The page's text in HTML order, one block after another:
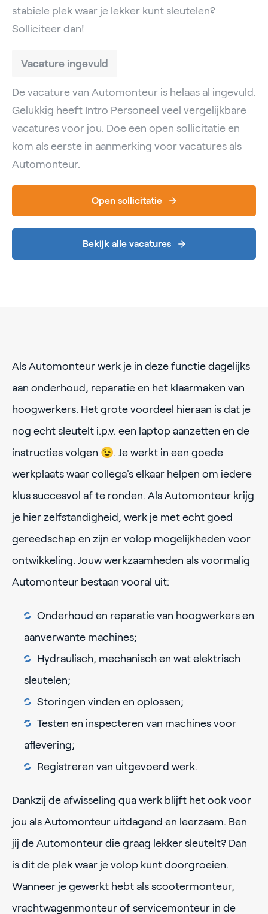
stabiele plek waar je lekker kunt sleutelen?
Solliciteer dan!
Vacature ingevuld
De vacature van Automonteur is helaas al ingevuld.
Gelukkig heeft Intro Personeel veel vergelijkbare
vacatures voor jou. Doe een open sollicitatie en
kom als eerste in aanmerking voor vacatures als
Automonteur.
Open sollicitatie
Bekijk alle vacatures
Als Automonteur werk je in deze functie dagelijks
aan onderhoud, reparatie en het klaarmaken van
hoogwerkers. Het grote voordeel hieraan is dat je
nog echt sleutelt i.p.v. een laptop aanzetten en de
instructies volgen 😉. Je werkt in een goede
werkplaats waar collega's elkaar helpen om iedere
klus succesvol af te ronden. Als Automonteur krijg
je hier zelfstandigheid, werk je met echt goed
gereedschap en zijn er volop mogelijkheden voor
ontwikkeling. Jouw werkzaamheden als voormalig
Automonteur bestaan vooral uit:
Onderhoud en reparatie van hoogwerkers en
aanverwante machines;
Hydraulisch, mechanisch en wat elektrisch
sleutelen;
Storingen vinden en oplossen;
Testen en inspecteren van machines voor
aflevering;
Registreren van uitgevoerd werk.
Dankzij de afwisseling qua werk blijft het ook voor
jou als Automonteur uitdagend en leerzaam. Ben
jij de Automonteur die graag lekker sleutelt? Dan
is dit de plek waar je volop kunt doorgroeien.
Wanneer je gewerkt hebt als scootermonteur,
vrachtwagenmonteur of servicemonteur in de